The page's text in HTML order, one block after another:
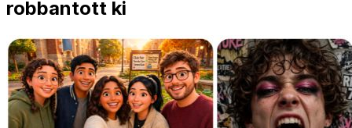
robbantott ki